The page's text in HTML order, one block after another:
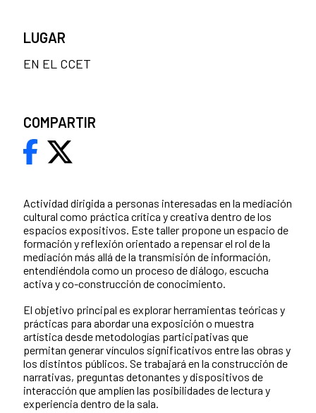
Actividad dirigida a personas interesadas en la mediación
cultural como práctica crítica y creativa dentro de los
espacios expositivos. Este taller propone un espacio de
formación y reflexión orientado a repensar el rol de la
mediación más allá de la transmisión de información,
entendiéndola como un proceso de diálogo, escucha
activa y co-construcción de conocimiento.
El objetivo principal es explorar herramientas teóricas y
prácticas para abordar una exposición o muestra
artística desde metodologías participativas que
permitan generar vínculos significativos entre las obras y
los distintos públicos. Se trabajará en la construcción de
narrativas, preguntas detonantes y dispositivos de
interacción que amplíen las posibilidades de lectura y
experiencia dentro de la sala.
LUGAR
EN EL CCET
COMPARTIR